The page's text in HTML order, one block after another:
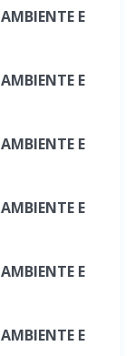
E
E
E
E
E
E